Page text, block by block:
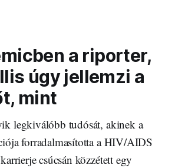
ben a riporter,
úgy jellemzi a
mint
legkiválóbb tudósát, akinek a
forradalmasította a HIV/AIDS
csúcsán közzétett egy